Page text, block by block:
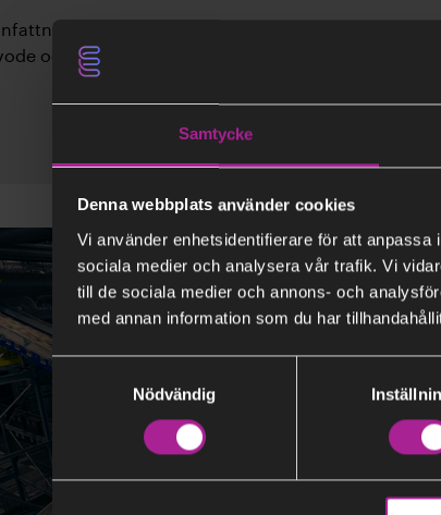
Samtycke
Denna webbplats använder cookies
Vi använder enhetsidentifierare för att
sociala medier och analysera vår trafik. Vi
till de sociala medier och annons- och
med annan information som du har
Samtyckesval
Nödvändig
av de viktigaste besluten: val av styrelse
och utdelning.